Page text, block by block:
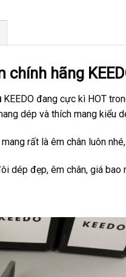
chính hãng
KEEDO đang cực kì HOT
dép và thích mang kiểu
rất là êm chân luôn
dép đẹp, êm chân, giá